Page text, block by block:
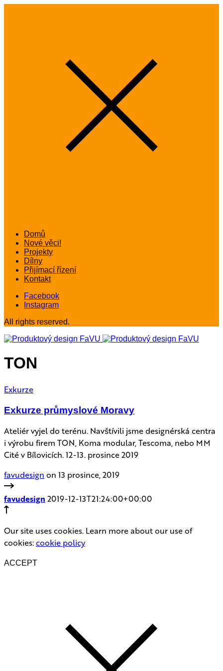
Domů
Nové věci!
Projekty
Dílny
Přijímací řízení
Kontakt
Facebook
Instagram
All rights reserved.
TON
Exkurze
Exkurze průmyslové Moravy
Ateliér vyjel do terénu. Navštívili jsme designérská centra
i výrobu firem TON, Koma modular, Tescoma, nebo MM
Cité v Bílovicích. 12-13. prosince 2019
favudesign on 13 prosince, 2019
favudesign 2019-12-13T21:24:00+00:00
Our site uses cookies. Learn more about our use of
cookies:cookie policy
ACCEPT